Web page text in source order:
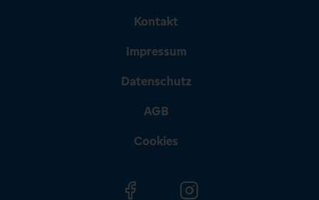
Kontakt
Impressum
Datenschutz
AGB
Cookies